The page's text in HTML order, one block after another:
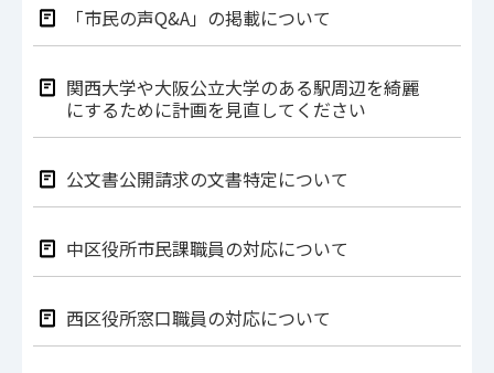
「市民の声Q&A」の掲載について
関西大学や大阪公立大学のある駅周辺を綺麗
にするために計画を見直してください
公文書公開請求の文書特定について
中区役所市民課職員の対応について
西区役所窓口職員の対応について